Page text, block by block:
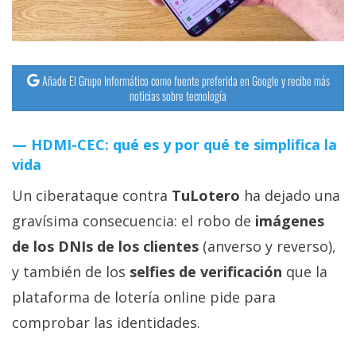
Añade El Grupo Informático como fuente preferida en Google y recibe más
noticias sobre tecnología
HDMI-CEC: qué es y por qué te simplifica la
vida
Un ciberataque contra TuLotero ha dejado una
gravísima consecuencia: el robo de imágenes
de los DNIs de los clientes (anverso y reverso),
y también de los selfies de verificación que la
plataforma de lotería online pide para
comprobar las identidades.